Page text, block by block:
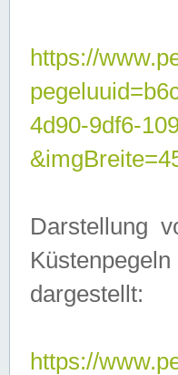
https://
4d90-9df6-
Darstellung
dargestellt:
https://